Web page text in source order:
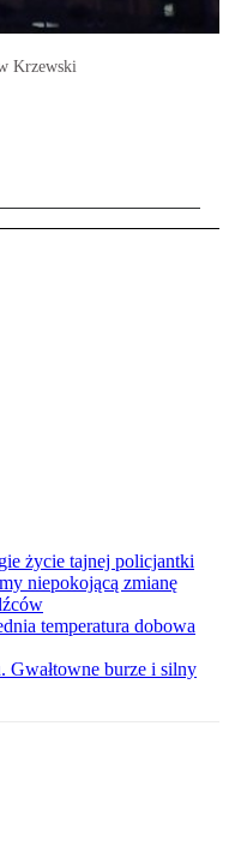
Krzewski
życie tajnej policjantki
niepokojącą zmianę
temperatura dobowa
Gwałtowne burze i silny